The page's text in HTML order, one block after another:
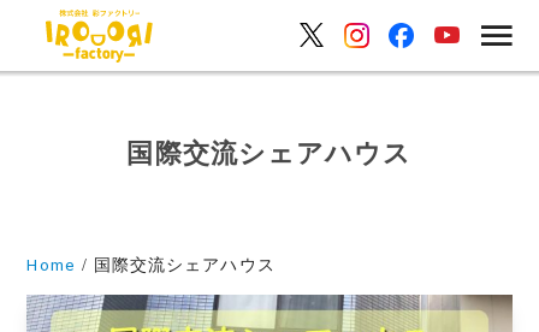
国際交流シェアハウス
Home 国際交流シェアハウス